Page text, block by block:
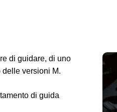
di guidare, di uno
versioni M.
di guida